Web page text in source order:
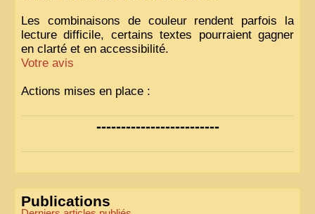
Les combinaisons de couleur rendent parfois la
lecture difficile, certains textes pourraient gagner
en clarté et en accessibilité.
Votre avis
Actions mises en place :
Nous avons déjà ajusté les couleurs pour améliorer
la lisibilité. Votre avis nous intéresse !
« Comme tout bon collectionneur le sait, la
perfection est un idéal… mais nous y travaillons
-------------------------
Publications